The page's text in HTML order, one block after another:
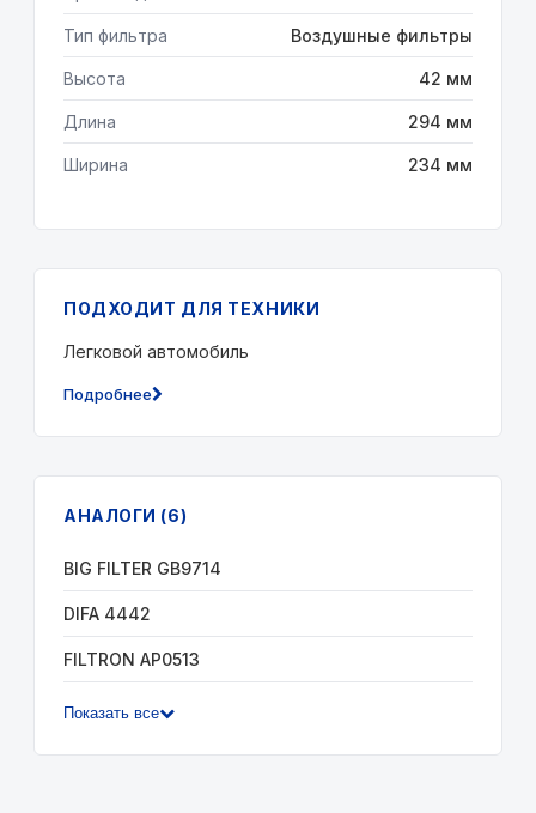
Тип фильтра Воздушные фильтры
Высота 42 мм
Длина 294 мм
Ширина 234 мм
ПОДХОДИТ ДЛЯ ТЕХНИКИ
Легковой автомобиль
Подробнее
АНАЛОГИ (6)
BIG FILTER GB9714
DIFA 4442
FILTRON AP0513
Показать все